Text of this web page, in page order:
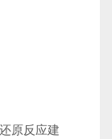
原反应建